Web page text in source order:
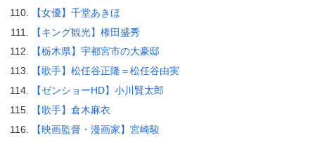
【女優】千堂あきほ
【キング観光】権田盛秀
【栃木県】宇都宮市の大豪邸
【歌手】松任谷正隆＝松任谷由実
【ゼンショーHD】小川賢太郎
【歌手】倉木麻衣
【映画監督・漫画家】宮崎駿